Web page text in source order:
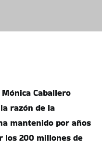
Caballero
razón de la
mantenido por años
los 200 millones de